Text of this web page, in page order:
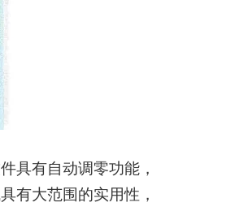
具有自动调零功能，
有大范围的实用性，